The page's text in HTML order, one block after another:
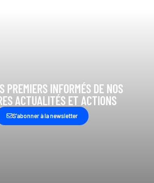
PREMIERS INFORMÉS DE NOS
ACTUALITÉS ET ACTIONS
S’abonner à la newsletter